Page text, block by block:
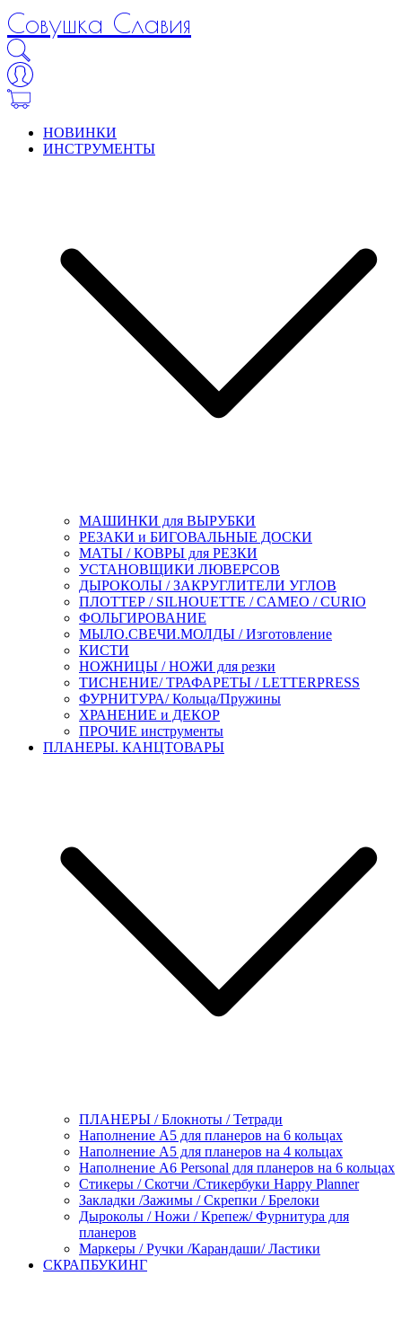
Совушка Славия
НОВИНКИ
ИНСТРУМЕНТЫ
МАШИНКИ для ВЫРУБКИ
РЕЗАКИ и БИГОВАЛЬНЫЕ ДОСКИ
МАТЫ / КОВРЫ для РЕЗКИ
УСТАНОВЩИКИ ЛЮВЕРСОВ
ДЫРОКОЛЫ / ЗАКРУГЛИТЕЛИ УГЛОВ
ПЛОТТЕР / SILHOUETTE / CAMEO / CURIO
ФОЛЬГИРОВАНИЕ
МЫЛО.СВЕЧИ.МОЛДЫ / Изготовление
КИСТИ
НОЖНИЦЫ / НОЖИ для резки
ТИСНЕНИЕ/ ТРАФАРЕТЫ / LETTERPRESS
ФУРНИТУРА/ Кольца/Пружины
ХРАНЕНИЕ и ДЕКОР
ПРОЧИЕ инструменты
ПЛАНЕРЫ. КАНЦТОВАРЫ
ПЛАНЕРЫ / Блокноты / Тетради
Наполнение А5 для планеров на 6 кольцах
Наполнение А5 для планеров на 4 кольцах
Наполнение А6 Personal для планеров на 6 кольцах
Стикеры / Скотчи /Стикербуки Happy Planner
Закладки /Зажимы / Скрепки / Брелоки
Дыроколы / Ножи / Крепеж/ Фурнитура для
планеров
Маркеры / Ручки /Карандаши/ Ластики
СКРАПБУКИНГ